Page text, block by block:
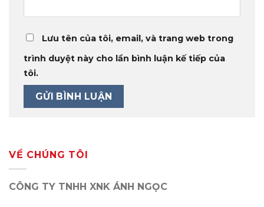
Lưu tên của tôi, email, và trang web trong
trình duyệt này cho lần bình luận kế tiếp của
tôi.
VỀ CHÚNG TÔI
CÔNG TY TNHH XNK ÁNH NGỌC